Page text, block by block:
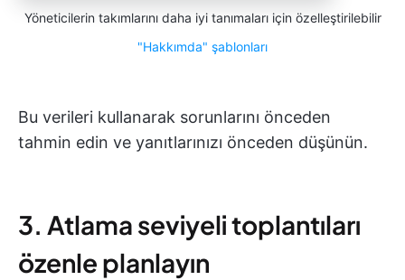
Yöneticilerin takımlarını daha iyi tanımaları için özelleştirilebilir
"Hakkımda" şablonları
Bu verileri kullanarak sorunlarını önceden
tahmin edin ve yanıtlarınızı önceden düşünün.
3. Atlama seviyeli toplantıları
özenle planlayın